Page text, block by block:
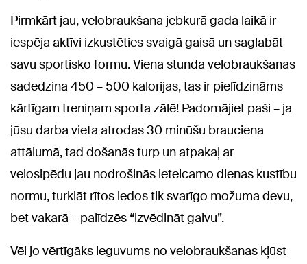
Pirmkārt jau, velobraukšana jebkurā gada laikā ir
iespēja aktīvi izkustēties svaigā gaisā un saglabāt
savu sportisko formu. Viena stunda velobraukšanas
sadedzina 450 – 500 kalorijas, tas ir pielīdzināms
kārtīgam treniņam sporta zālē! Padomājiet paši – ja
jūsu darba vieta atrodas 30 minūšu brauciena
attālumā, tad došanās turp un atpakaļ ar
velosipēdu jau nodrošinās ieteicamo dienas kustību
normu, turklāt rītos iedos tik svarīgo možuma devu,
bet vakarā – palīdzēs “izvēdināt galvu”.
Vēl jo vērtīgāks ieguvums no velobraukšanas kļūst